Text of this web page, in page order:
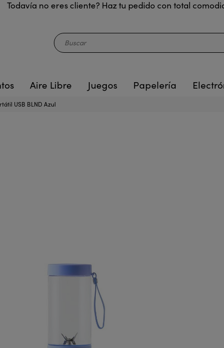
Todavía no eres cliente? Haz tu pedido con total
Aire Libre Juegos Papelería
USB BLND Azul